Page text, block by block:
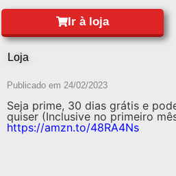
Ir à loja
Loja
Publicado em 24/02/2023
Seja prime, 30 dias grátis e
quiser (Inclusive no primeiro
https://amzn.to/48RA4Ns